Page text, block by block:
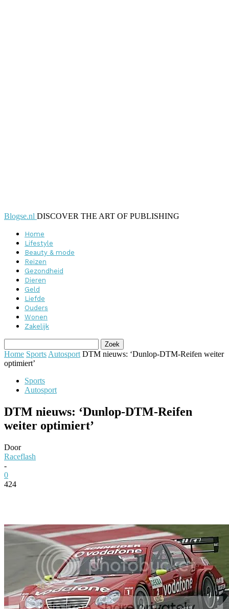
Blogse.nl DISCOVER THE ART OF PUBLISHING
Home
Lifestyle
Beauty & mode
Reizen
Gezondheid
Dieren
Geld
Liefde
Ouders
Wonen
Zakelijk
Home Sports Autosport DTM nieuws: ‘Dunlop-DTM-Reifen weiter
optimiert’
Sports
Autosport
DTM nieuws: ‘Dunlop-DTM-Reifen
weiter optimiert’
Door
Raceflash
-
0
424